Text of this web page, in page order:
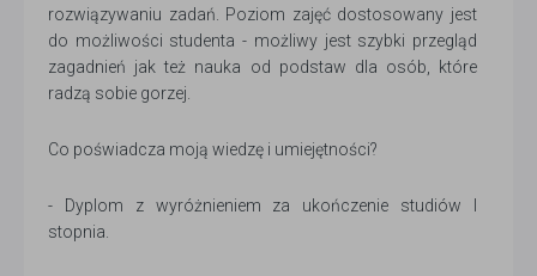
rozwiązywaniu zadań. Poziom zajęć dostosowany jest
do możliwości studenta - możliwy jest szybki przegląd
zagadnień jak też nauka od podstaw dla osób, które
radzą sobie gorzej.
Co poświadcza moją wiedzę i umiejętności?
- Dyplom z wyróżnieniem za ukończenie studiów I
stopnia.